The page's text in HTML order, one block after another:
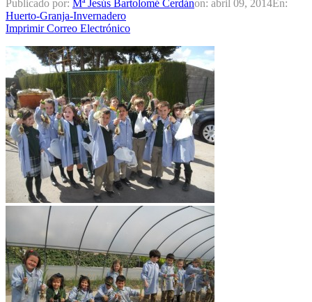
Publicado por: Mª Jesús Bartolomé Cerdánon: abril 09, 2014En:
Huerto-Granja-Invernadero
Imprimir Correo Electrónico